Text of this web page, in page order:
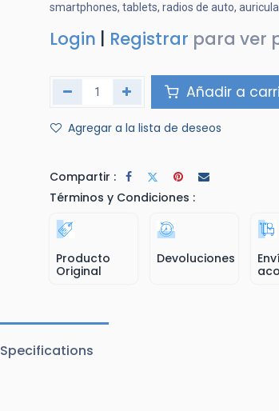
smartphones, tablets, radios de auto,
Login Registrar para ver
Añadir a
Agregar a la lista de deseos
Compartir :
Términos y Condiciones :
Producto
Original
Devoluciones
Specifications